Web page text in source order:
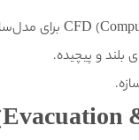
و پیچیده.